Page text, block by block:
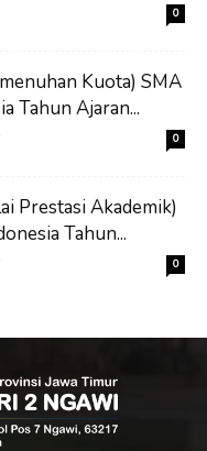
0
Kuota) SMA
Tahun Ajaran...
0
Prestasi Akademik)
Tahun...
0